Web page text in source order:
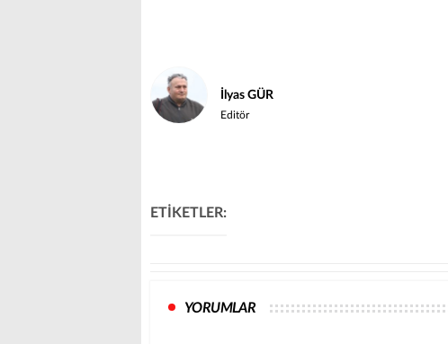
İlyas GÜR
Editör
ETİKETLER:
YORUMLAR